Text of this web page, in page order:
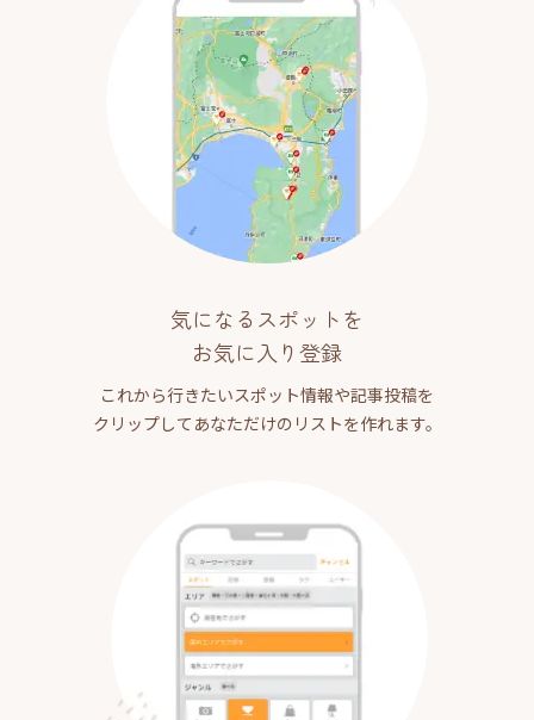
気になるスポットを
お気に入り登録
これから行きたいスポット情報や記事投稿を
クリップしてあなただけのリストを作れます。